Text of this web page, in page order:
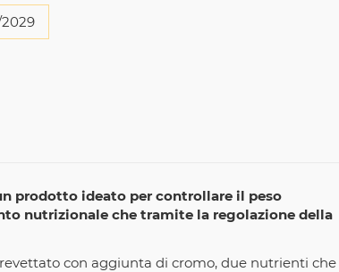
2029
prodotto ideato per controllare il peso
nutrizionale che tramite la regolazione della
con aggiunta di cromo, due nutrienti che